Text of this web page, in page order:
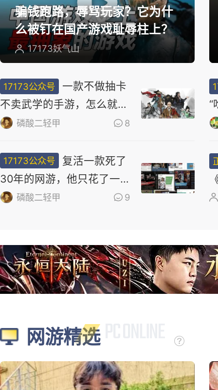
骗钱跑路，辱骂玩家？它为什
么被钉在国产游戏耻辱柱上？
17173妖气山
17173公众号
一款不做抽卡
不卖武学的手游，怎么就做
出了最浓的武侠味儿
磷酸二轻甲 8
“
17173公众号
复活一款死了
30年的网游，他只花了一
个周末磷酸二轻甲 9
网游精选